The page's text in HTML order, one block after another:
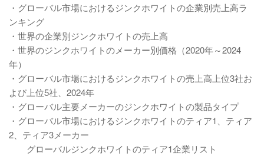
・グローバル市場におけるジンクホワイトの企業別売上高ラ
ンキング
・世界の企業別ジンクホワイトの売上高
・世界のジンクホワイトのメーカー別価格（2020年～2024
年）
・グローバル市場におけるジンクホワイトの売上高上位3社お
よび上位5社、2024年
・グローバル主要メーカーのジンクホワイトの製品タイプ
・グローバル市場におけるジンクホワイトのティア1、ティア
2、ティア3メーカー
グローバルジンクホワイトのティア1企業リスト